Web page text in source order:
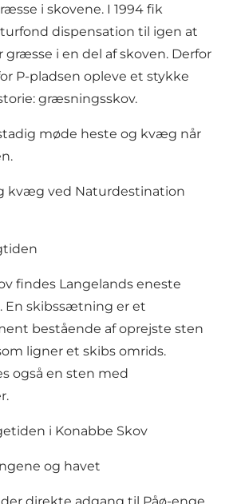
i skovene. I 1994 fik
dispensation til igen at
græsse i en del af skoven. Derfor
P-pladsen opleve et stykke
græsningsskov.
møde heste og kvæg når
kvæg ved Naturdestination
findes Langelands eneste
En skibssætning er et
bestående af oprejste sten
ligner et skibs omrids.
også en sten med
i Konabbe Skov
og havet